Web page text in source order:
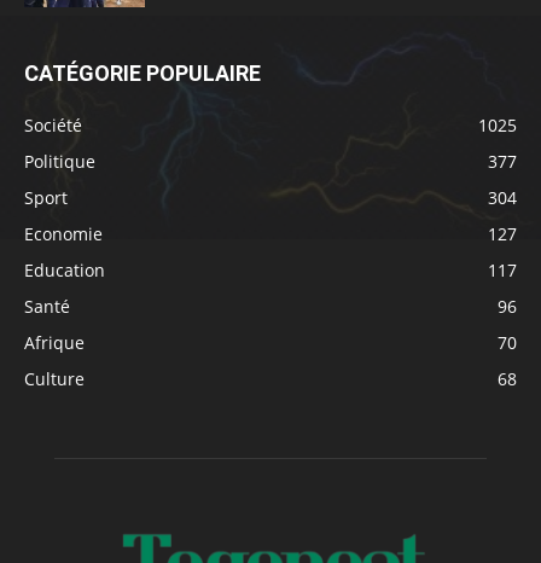
CATÉGORIE POPULAIRE
Société
1025
Politique
377
Sport
304
Economie
127
Education
117
Santé
96
Afrique
70
Culture
68